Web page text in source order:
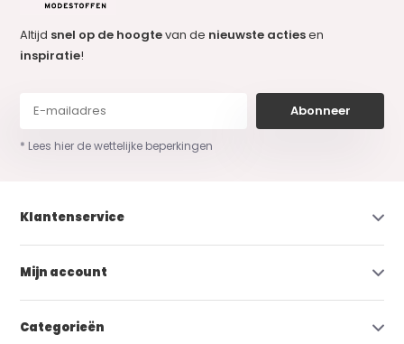
Altijd snel op de hoogtevan de nieuwste actiesen
inspiratie!
Abonneer
* Lees hier de wettelijke beperkingen
Klantenservice
Mijn account
Categorieën